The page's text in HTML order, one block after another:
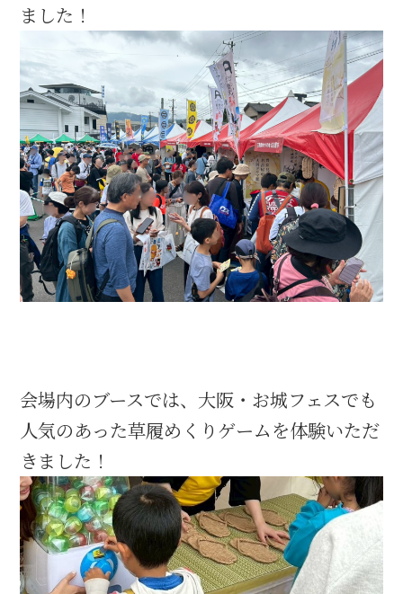
徳川家康と名古屋の関係
家康関連 史跡 一覧
家康グルメ・土産 一覧
名古屋＜家康＞観光モデルコース
前田利家と名古屋の関係
加藤清正と名古屋の関係
清正関連 史跡 一覧
名古屋＜清正＞観光モデルコース
ました！
会場内のブースでは、大阪・お城フェスでも
人気のあった草履めくりゲームを体験いただ
きました！